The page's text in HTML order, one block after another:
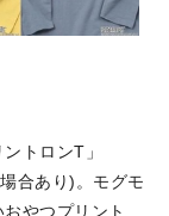
トロンT」
合あり)。モグモ
やつプリント